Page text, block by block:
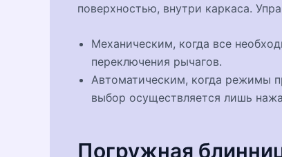
поверхностью, внутри каркаса.
Механическим, когда все
переключения рычагов.
Автоматическим, когда режимы
выбор осуществляется лишь
Погружная